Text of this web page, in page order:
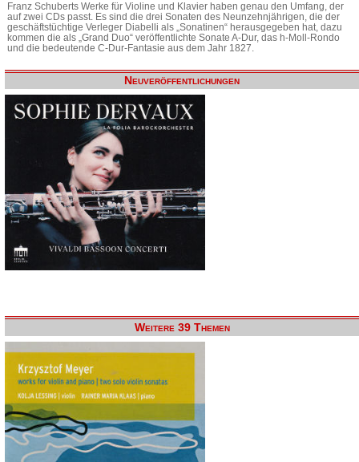
Franz Schuberts Werke für Violine und Klavier haben genau den Umfang, der
auf zwei CDs passt. Es sind die drei Sonaten des Neunzehnjährigen, die der
geschäftstüchtige Verleger Diabelli als „Sonatinen“ herausgegeben hat, dazu
kommen die als „Grand Duo“ veröffentlichte Sonate A-Dur, das h-Moll-Rondo
und die bedeutende C-Dur-Fantasie aus dem Jahr 1827.
Neuveröffentlichungen
Weitere 39 Themen